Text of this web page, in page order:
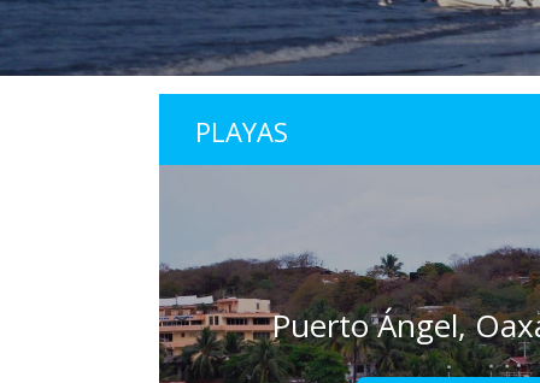
PLAYAS
Puerto Ángel,